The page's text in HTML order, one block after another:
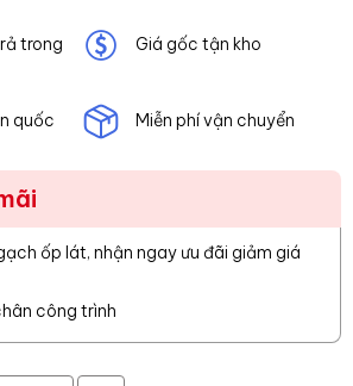
trong
Giá gốc tận kho
quốc Miễn phí vận chuyển
ốp lát, nhận ngay ưu đãi giảm giá
công trình